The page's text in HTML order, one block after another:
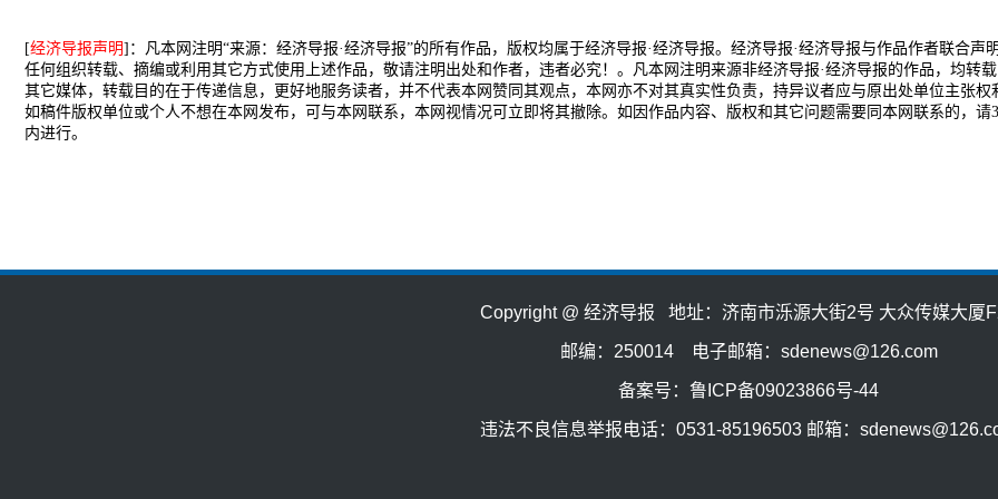
[经济导报声明]：凡本网注明“来源：经济导报·经济导报”的所有作品，版权均属于经济导报·经济导报。经济导报·经济导报与作品作者联合声明
任何组织转载、摘编或利用其它方式使用上述作品，敬请注明出处和作者，违者必究！。凡本网注明来源非经济导报·经济导报的作品，均转载
其它媒体，转载目的在于传递信息，更好地服务读者，并不代表本网赞同其观点，本网亦不对其真实性负责，持异议者应与原出处单位主张权
如稿件版权单位或个人不想在本网发布，可与本网联系，本网视情况可立即将其撤除。如因作品内容、版权和其它问题需要同本网联系的，请
内进行。
Copyright @ 经济导报 地址：济南市泺源大街2号 大众传媒大厦
邮编：250014 电子邮箱：sdenews@126.com
备案号：鲁ICP备09023866号-44
违法不良信息举报电话：0531-85196503 邮箱：